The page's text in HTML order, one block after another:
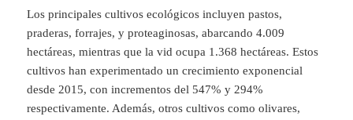
Los principales cultivos ecológicos incluyen pastos,
praderas, forrajes, y proteaginosas, abarcando 4.009
hectáreas, mientras que la vid ocupa 1.368 hectáreas. Estos
cultivos han experimentado un crecimiento exponencial
desde 2015, con incrementos del 547% y 294%
respectivamente. Además, otros cultivos como olivares,